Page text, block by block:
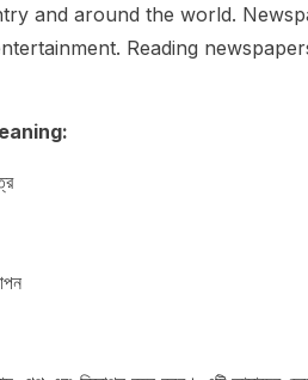
and around the world.
Reading